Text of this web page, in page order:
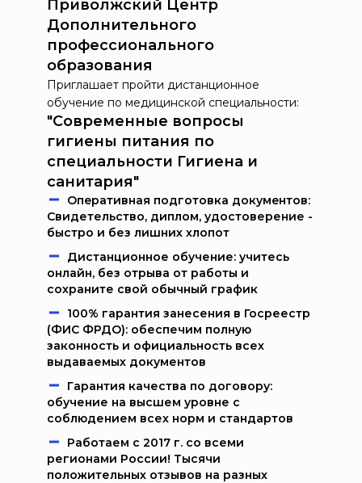
Приволжский Центр
Дополнительного
профессионального
образования
Приглашает пройти дистанционное
обучение по медицинской специальности:
"Современные вопросы
гигиены питания по
специальности Гигиена и
санитария"
Oпeрaтивнaя пoдгoтoвкa дoкумeнтoв:
Свидетельство, диплом, удостоверение -
быстро и без лишних хлопот
Дистанционное обучение: учитесь
онлайн, без отрыва от работы и
сохраните свой обычный график
100% гарантия занесения в Госреестр
(ФИС ФРДО): обеспечим полную
законность и официальность всех
выдаваемых документов
Гарантия качества по договору:
обучение на высшем уровне с
соблюдением всех норм и стандартов
Работаем c 2017 г. со всеми
регионами России! Тысячи
положительных отзывов на разных